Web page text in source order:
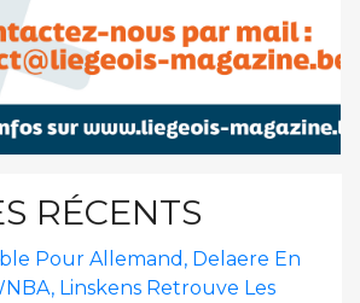
RÉCENTS
Pour Allemand, Delaere En
Linskens Retrouve Les